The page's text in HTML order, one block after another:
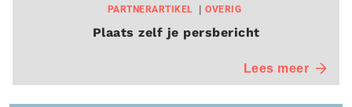
PARTNERARTIKEL OVERIG
Plaats zelf je persbericht
Lees meer